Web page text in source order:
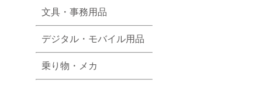
文具・事務用品
デジタル・モバイル用品
乗り物・メカ